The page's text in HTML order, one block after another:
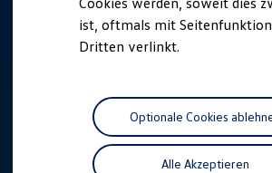
ist, oftmals mit
Dritten verlinkt.
Alle Akzeptieren
Optionale Cookies